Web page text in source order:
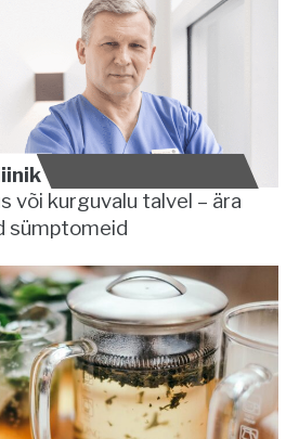
või kurguvalu talvel – ära
sümptomeid